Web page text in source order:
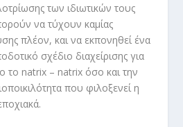
των ιδιωτικών τους
να τύχουν καμίας
πλέον, και να εκπονηθεί ένα
σχέδιο διαχείρισης για
το natrix – natrix όσο και την
που φιλοξενεί η